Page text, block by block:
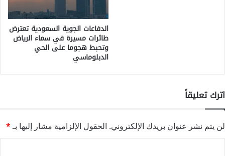
الدفاعات الجوية السعودية تعترض
طائرات مسيرة في سماء الرياض
وتحبط هجوما على الحي
الدبلوماسي
اترك تعليقاً
لن يتم نشر عنوان بريدك الإلكتروني. الحقول الإلزامية مشار إليها بـ*